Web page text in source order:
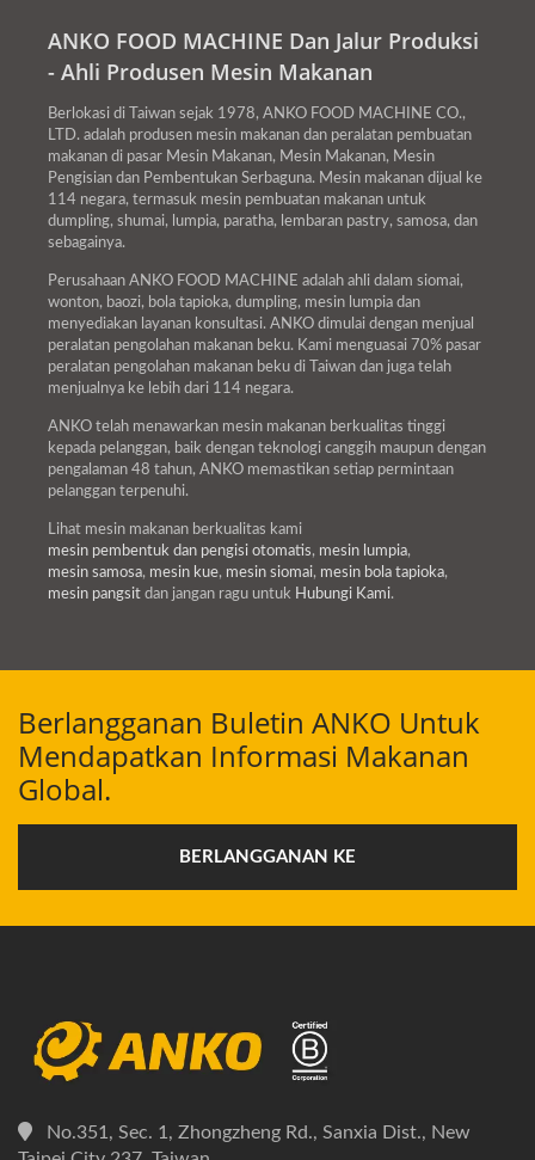
ANKO FOOD MACHINE Dan Jalur Produksi
- Ahli Produsen Mesin Makanan
Berlokasi di Taiwan sejak 1978, ANKO FOOD MACHINE CO.,
LTD. adalah produsen mesin makanan dan peralatan pembuatan
makanan di pasar Mesin Makanan, Mesin Makanan, Mesin
Pengisian dan Pembentukan Serbaguna. Mesin makanan dijual ke
114 negara, termasuk mesin pembuatan makanan untuk
dumpling, shumai, lumpia, paratha, lembaran pastry, samosa, dan
sebagainya.
Perusahaan ANKO FOOD MACHINE adalah ahli dalam siomai,
wonton, baozi, bola tapioka, dumpling, mesin lumpia dan
menyediakan layanan konsultasi. ANKO dimulai dengan menjual
peralatan pengolahan makanan beku. Kami menguasai 70% pasar
peralatan pengolahan makanan beku di Taiwan dan juga telah
menjualnya ke lebih dari 114 negara.
ANKO telah menawarkan mesin makanan berkualitas tinggi
kepada pelanggan, baik dengan teknologi canggih maupun dengan
pengalaman 48 tahun, ANKO memastikan setiap permintaan
pelanggan terpenuhi.
Lihat mesin makanan berkualitas kami
mesin pembentuk dan pengisi otomatis, mesin lumpia,
mesin samosa, mesin kue, mesin siomai, mesin bola tapioka,
mesin pangsit dan jangan ragu untuk Hubungi Kami.
Berlangganan Buletin ANKO Untuk
Mendapatkan Informasi Makanan
Global.
BERLANGGANAN KE
No.351, Sec. 1, Zhongzheng Rd., Sanxia Dist., New